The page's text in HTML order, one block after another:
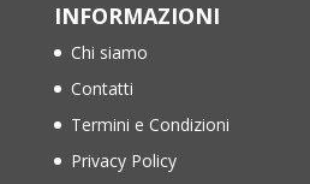
INFORMAZIONI
Chi siamo
Contatti
Termini e Condizioni
Privacy Policy